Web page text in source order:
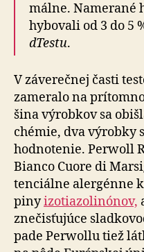
mál­ne. Na­me­rané
hy­bo­vali od 3 do 5
dTestu.
V záverečnej časti
za­me­ralo na
šina vý­rob­kov sa
chémie, dva výrobky
hod­no­te­nie. Perwoll
Bianco Cuore di
ten­ciál­ne aler­génne
pinyizo­tia­zo­li­nó­nov,
zne­čis­ťu­júce
pa­de Perwollu tiež